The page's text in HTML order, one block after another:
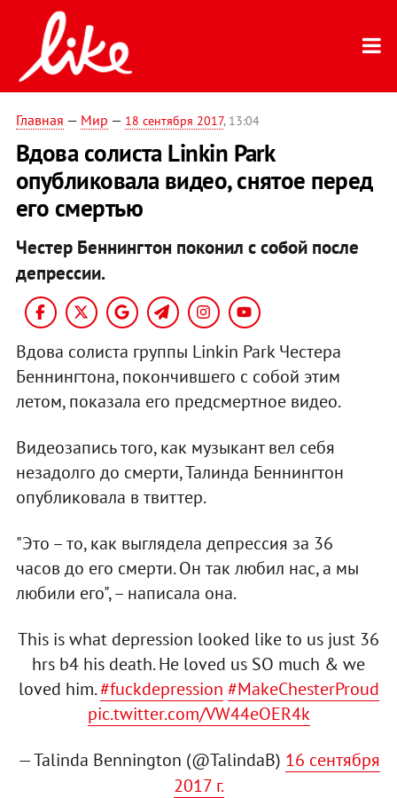
Главная — Мир — 18 сентября 2017, 13:04
Вдова солиста Linkin Park
опубликовала видео, снятое перед
его смертью
Честер Беннингтон поконил с собой после
депрессии.
Вдова солиста группы Linkin Park Честера
Беннингтона, покончившего с собой этим
летом, показала его предсмертное видео.
Видеозапись того, как музыкант вел себя
незадолго до смерти, Талинда Беннингтон
опубликовала в твиттер.
"Это – то, как выглядела депрессия за 36
часов до его смерти. Он так любил нас, а мы
любили его", – написала она.
This is what depression looked like to us just 36
hrs b4 his death. He loved us SO much & we
loved him.#fuckdepression #MakeChesterProud
pic.twitter.com/VW44eOER4k
— Talinda Bennington (@TalindaB) 16 сентября
2017 г.